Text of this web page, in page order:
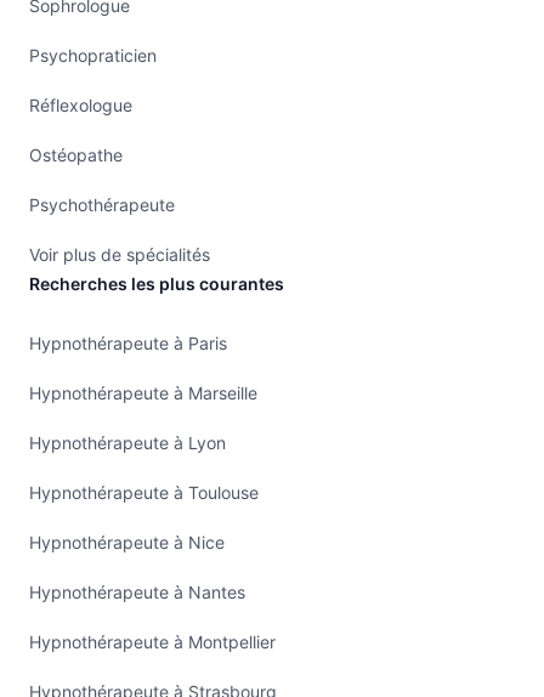
Sophrologue
Psychopraticien
Réflexologue
Ostéopathe
Psychothérapeute
Voir plus de spécialités
Recherches les plus courantes
Hypnothérapeute à Paris
Hypnothérapeute à Marseille
Hypnothérapeute à Lyon
Hypnothérapeute à Toulouse
Hypnothérapeute à Nice
Hypnothérapeute à Nantes
Hypnothérapeute à Montpellier
Hypnothérapeute à Strasbourg